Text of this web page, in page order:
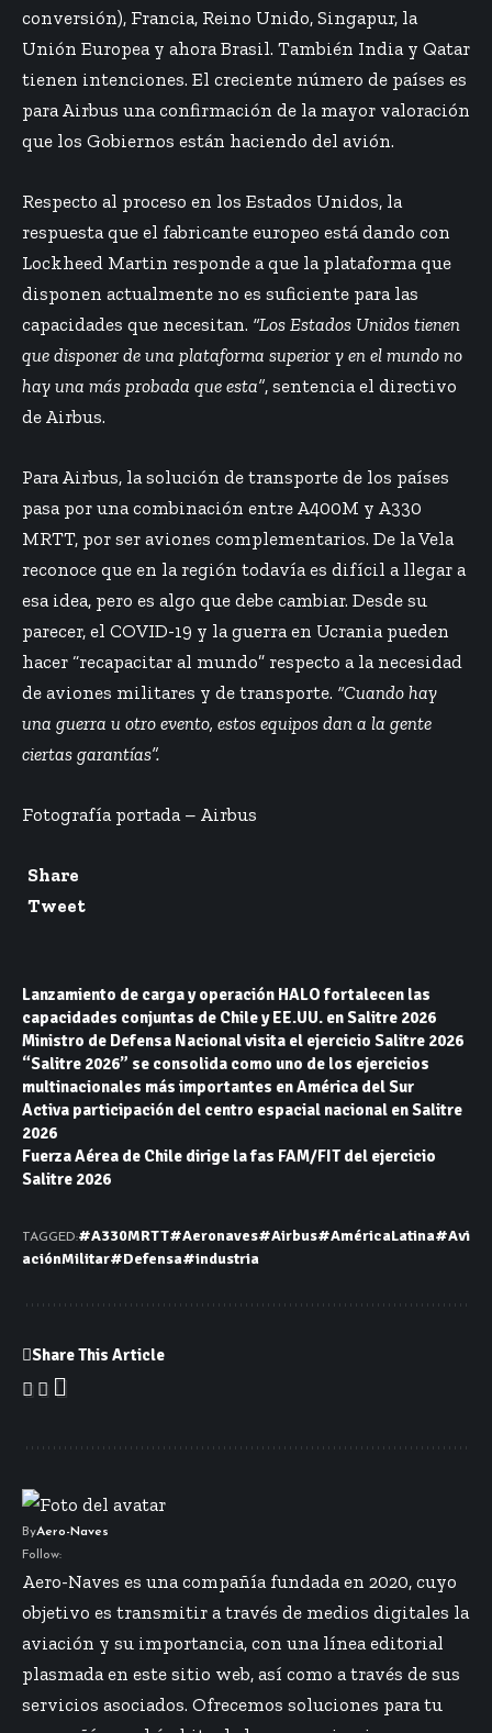
conversión), Francia, Reino Unido, Singapur, la
Unión Europea y ahora Brasil. También India y Qatar
tienen intenciones. El creciente número de países es
para Airbus una confirmación de la mayor valoración
que los Gobiernos están haciendo del avión.
Respecto al proceso en los Estados Unidos, la
respuesta que el fabricante europeo está dando con
Lockheed Martin responde a que la plataforma que
disponen actualmente no es suficiente para las
capacidades que necesitan. “Los Estados Unidos tienen
que disponer de una plataforma superior y en el mundo no
hay una más probada que esta”, sentencia el directivo
de Airbus.
Para Airbus, la solución de transporte de los países
pasa por una combinación entre A400M y A330
MRTT, por ser aviones complementarios. De la Vela
reconoce que en la región todavía es difícil a llegar a
esa idea, pero es algo que debe cambiar. Desde su
parecer, el COVID-19 y la guerra en Ucrania pueden
hacer “recapacitar al mundo” respecto a la necesidad
de aviones militares y de transporte. “Cuando hay
una guerra u otro evento, estos equipos dan a la gente
ciertas garantías”.
Fotografía portada – Airbus
Share
Tweet
Lanzamiento de carga y operación HALO fortalecen las
capacidades conjuntas de Chile y EE.UU. en Salitre 2026
Ministro de Defensa Nacional visita el ejercicio Salitre 2026
“Salitre 2026” se consolida como uno de los ejercicios
multinacionales más importantes en América del Sur
Activa participación del centro espacial nacional en Salitre
2026
Fuerza Aérea de Chile dirige la fas FAM/FIT del ejercicio
Salitre 2026
TAGGED:#A330MRTT#Aeronaves#Airbus#AméricaLatina#Avi
aciónMilitar#Defensa#industria
Share This Article
ByAero-Naves
Follow:
Aero-Naves es una compañía fundada en 2020, cuyo
objetivo es transmitir a través de medios digitales la
aviación y su importancia, con una línea editorial
plasmada en este sitio web, así como a través de sus
servicios asociados. Ofrecemos soluciones para tu